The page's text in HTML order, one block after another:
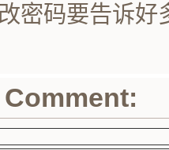
密码要告诉好